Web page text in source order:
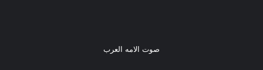
صوت الامه العرب